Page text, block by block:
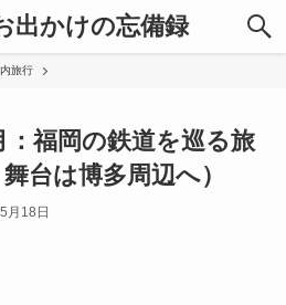
出かけの忘備録
旅行
：福岡の鉄道を巡る旅
舞台は博多周辺へ）
月18日